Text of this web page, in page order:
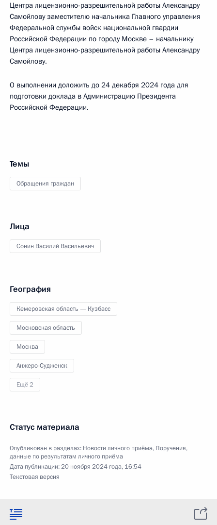
Центра лицензионно-разрешительной работы Александру
Самойлову заместителю начальника Главного управления
Федеральной службы войск национальной гвардии
Российской Федерации по городу Москве – начальнику
Центра лицензионно-разрешительной работы Александру
Самойлову.
О выполнении доложить до 24 декабря 2024 года для
подготовки доклада в Администрацию Президента
Российской Федерации.
Темы
Обращения граждан
Лица
Сонин Василий Васильевич
География
Кемеровская область — Кузбасс
Московская область
Москва
Анжеро-Судженск
Ещё 2
Статус материала
Опубликован в разделах: Новости личного приёма, Поручения,
данные по результатам личного приёма
Дата публикации:20 ноября 2024 года, 16:54
Текстовая версия